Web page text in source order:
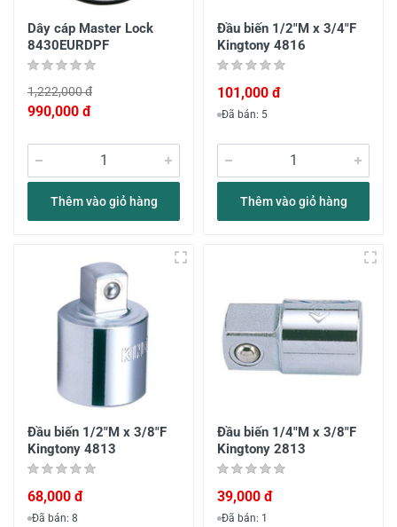
Dây cáp Master Lock
8430EURDPF
1,222,000 đ
990,000 đ
Thêm vào giỏ hàng
Đầu biến 1/2"M x 3/4"F
Kingtony 4816
101,000 đ
Đã bán: 5
Thêm vào giỏ hàng
Đầu biến 1/2"M x 3/8"F
Kingtony 4813
68,000 đ
Đã bán: 8
Đầu biến 1/4"M x 3/8"F
Kingtony 2813
39,000 đ
Đã bán: 1